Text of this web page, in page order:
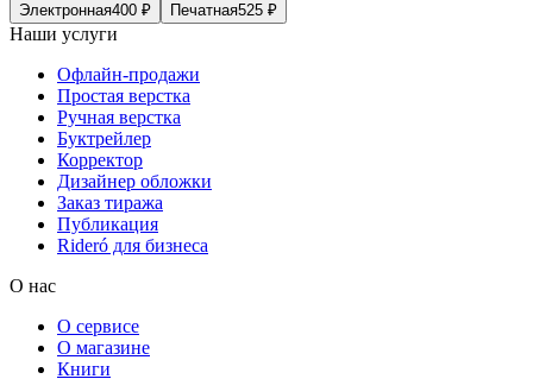
Электронная400 ₽ Печатная525 ₽
Наши услуги
Офлайн-продажи
Простая верстка
Ручная верстка
Буктрейлер
Корректор
Дизайнер обложки
Заказ тиража
Публикация
Rideró для бизнеса
О нас
О сервисе
О магазине
Книги